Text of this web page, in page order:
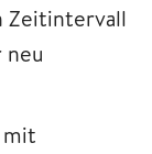
Zeitintervall
mit